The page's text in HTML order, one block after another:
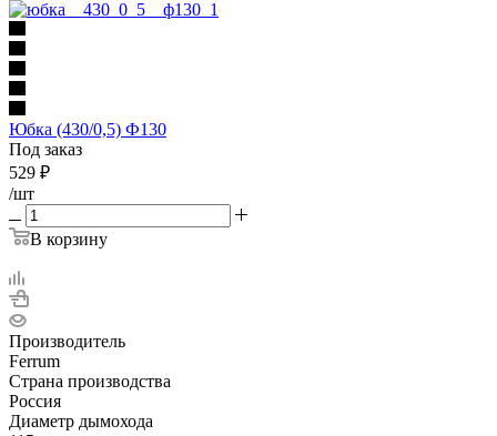
Юбка (430/0,5) Ф130
Под заказ
529 ₽
/шт
В корзину
Производитель
Ferrum
Страна производства
Россия
Диаметр дымохода